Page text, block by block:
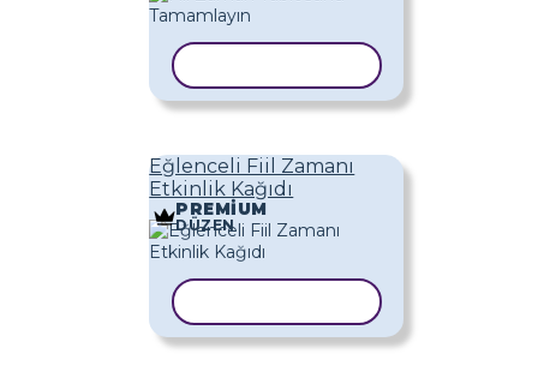
Eğlenceli Fiil Zamanı
Etkinlik Kağıdı
PREMIUM
DÜZEN